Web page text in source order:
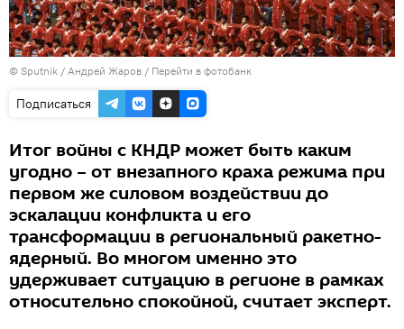
© Sputnik / Андрей Жаров / Перейти в фотобанк
Подписаться
Итог войны с КНДР может быть каким
угодно – от внезапного краха режима при
первом же силовом воздействии до
эскалации конфликта и его
трансформации в региональный ракетно-
ядерный. Во многом именно это
удерживает ситуацию в регионе в рамках
относительно спокойной, считает эксперт.